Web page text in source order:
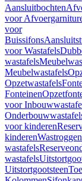
Aansluitbochten
voor
voor
Buissifons
voor Wastafels
wastafels
Meubelwastafels
Opzetwastafels
Fonteinen
voor
voor kinderen
kinderenWastroggen
wastafels
wastafels
Uitstortgootsteen